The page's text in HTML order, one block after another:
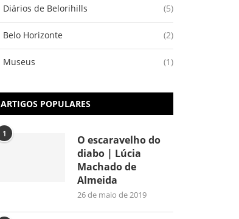
Diários de Belorihills (5)
Belo Horizonte (2)
Museus (1)
ARTIGOS POPULARES
1
O escaravelho do
diabo | Lúcia
Machado de
Almeida
26 de maio de 2019